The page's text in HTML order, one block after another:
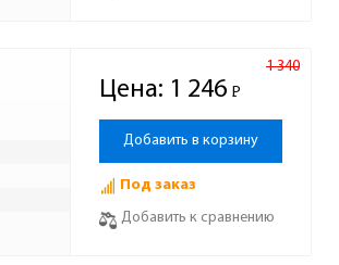
Цена:
1 340
1 246 Р
-
Добавить в корзину
Под заказ
Добавить к сравнению